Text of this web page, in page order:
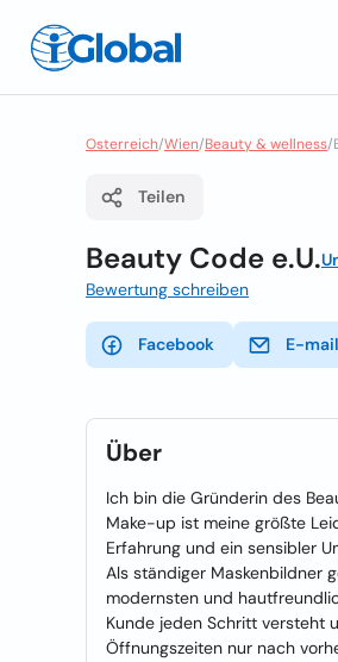
Osterreich/Wien/Beauty & wellness/
Teilen
Beauty Code e.U.
Bewertung schreiben
Facebook E-
Über
Ich bin die Gründerin des
Make-up ist meine größte
Erfahrung und ein sensibler
Als ständiger Maskenbildner
modernsten und
Kunde jeden Schritt versteht
Öffnungszeiten nur nach